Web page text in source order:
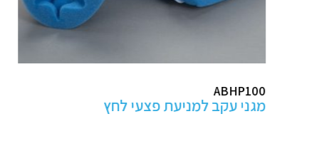
ABHP100
מגני עקב למניעת פצעי לחץ